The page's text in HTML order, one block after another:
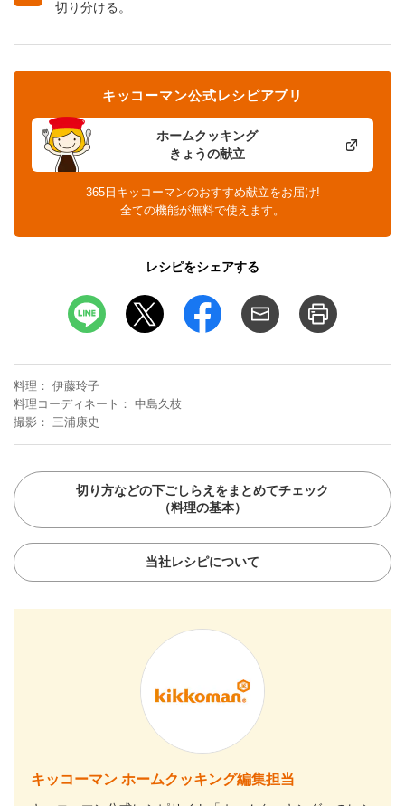
切り分ける。
ホームクッキング
きょうの献立
キッコーマン公式レシピアプリ
365日キッコーマンのおすすめ献立をお届け!
全ての機能が無料で使えます。
レシピをシェアする
料理
伊藤玲子
料理コーディネート
中島久枝
撮影
三浦康史
切り方などの下ごしらえをまとめてチェック
（料理の基本）
当社レシピについて
キッコーマン ホームクッキング編集担当